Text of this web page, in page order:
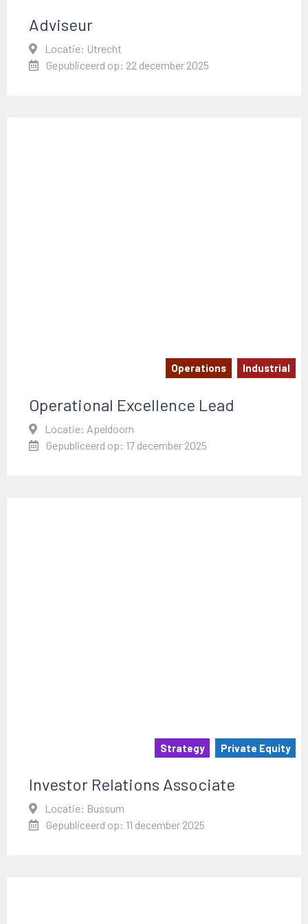
Adviseur
Locatie: Utrecht
Gepubliceerd op: 22 december 2025
Operations Industrial
Operational Excellence Lead
Locatie: Apeldoorn
Gepubliceerd op: 17 december 2025
Strategy Private Equity
Investor Relations Associate
Locatie: Bussum
Gepubliceerd op: 11 december 2025